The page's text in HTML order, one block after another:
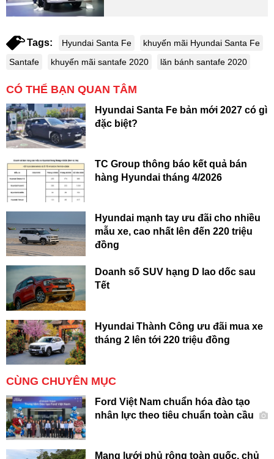
Tags: Hyundai Santa Fe
khuyến mãi Hyundai Santa Fe
Santafe
khuyến mãi santafe 2020 lăn bánh santafe 2020
CÓ THỂ BẠN QUAN TÂM
Hyundai Santa Fe bản mới 2027 có gì
đặc biệt?
TC Group thông báo kết quả bán
hàng Hyundai tháng 4/2026
Hyundai mạnh tay ưu đãi cho nhiều
mẫu xe, cao nhất lên đến 220 triệu
đồng
Doanh số SUV hạng D lao dốc sau
Tết
Hyundai Thành Công ưu đãi mua xe
tháng 2 lên tới 220 triệu đồng
CÙNG CHUYÊN MỤC
Ford Việt Nam chuẩn hóa đào tạo
nhân lực theo tiêu chuẩn toàn cầu
Mạng lưới phủ rộng toàn quốc, chủ